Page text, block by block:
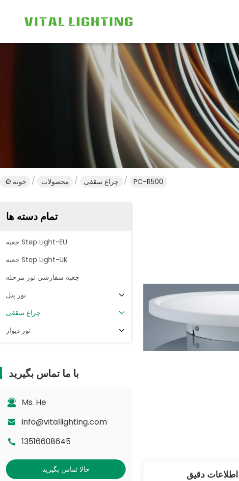
خونه محصولات چراغ سقفی PC-R500
تمام دسته ها
جعبه Step Light-EU
جعبه Step Light-UK
جعبه سفارشی نور مرحله
نور پنل
چراغ سقفی
نور دیوار
با ما تماس بگیرید
Ms. He
info@vitallighting.com
13516608645
حالا تماس بگیرید اطلاعات دقیق